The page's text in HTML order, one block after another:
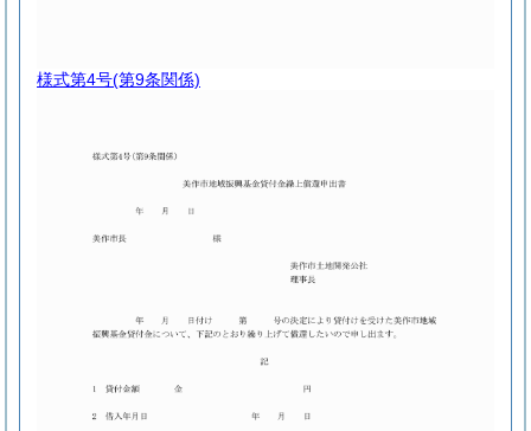
様式第4号(第9条関係)